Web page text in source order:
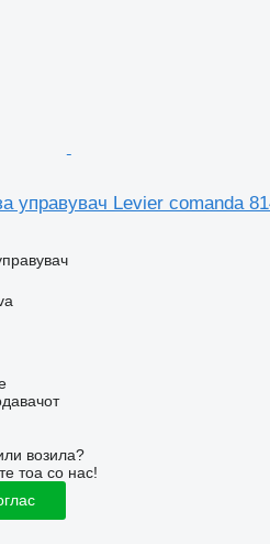
управувач Levier comanda
возила?
тоа со нас!